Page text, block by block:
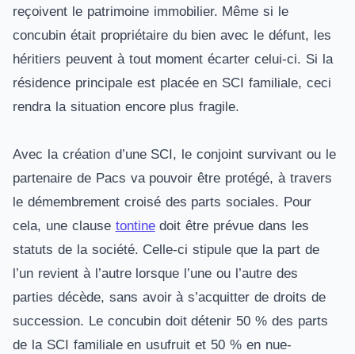
reçoivent le patrimoine immobilier. Même si le
concubin était propriétaire du bien avec le défunt, les
héritiers peuvent à tout moment écarter celui-ci. Si la
résidence principale est placée en SCI familiale, ceci
rendra la situation encore plus fragile.
Avec la création d’une SCI, le conjoint survivant ou le
partenaire de Pacs va pouvoir être protégé, à travers
le démembrement croisé des parts sociales. Pour
cela, une clause tontinedoit être prévue dans les
statuts de la société. Celle-ci stipule que la part de
l’un revient à l’autre lorsque l’une ou l’autre des
parties décède, sans avoir à s’acquitter de droits de
succession. Le concubin doit détenir 50 % des parts
de la SCI familiale en usufruit et 50 % en nue-